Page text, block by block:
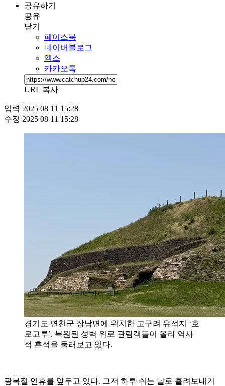
공유하기
공유
닫기
페이스북
네이버블로그
엑스
카카오톡
URL 복사
입력 2025 08 11 15:28
수정 2025 08 11 15:28
경기도 연천군 장남면에 위치한 고구려 유적지 ‘호
로고루’. 복원된 성벽 위로 관람객들이 올라 역사
적 흔적을 둘러보고 있다.
광복절 연휴를 앞두고 있다. 그저 하루 쉬는 날로 흘려보내기